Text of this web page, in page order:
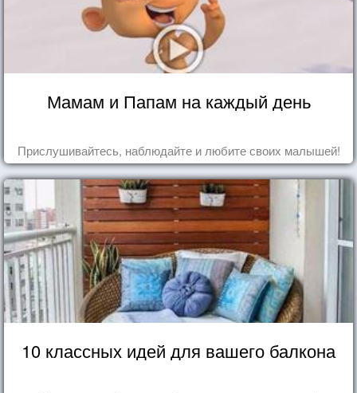
Мамам и Папам на каждый день
Прислушивайтесь, наблюдайте и любите своих малышей!
10 классных идей для вашего балкона